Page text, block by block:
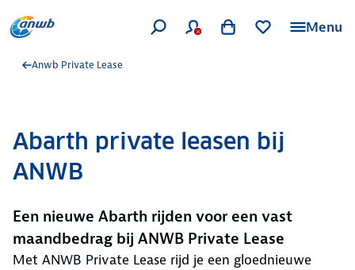
Menu
Anwb Private Lease
Abarth private leasen bij
ANWB
Een nieuwe Abarth rijden voor een vast
maandbedrag bij ANWB Private Lease
Met ANWB Private Lease rijd je een gloednieuwe